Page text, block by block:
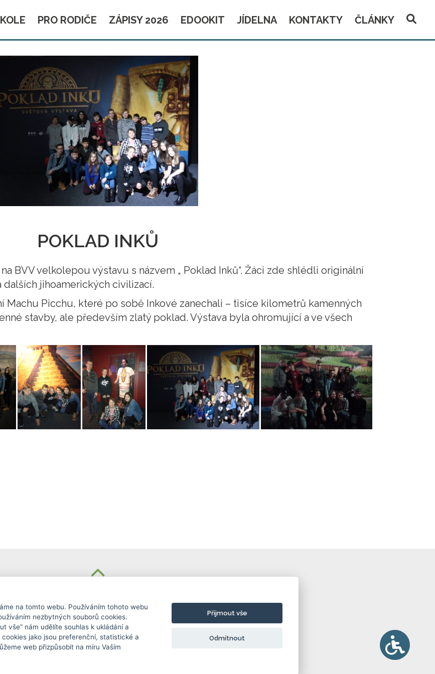
PRO RODIČE ZÁPISY 2026 EDOOKIT JÍDELNA KONTAKTY ČLÁNKY
POKLAD INKŮ
na BVV velkolepou výstavu s názvem „ Poklad Inků“. Žáci zde shlédli originální
dalších jihoamerických civilizací.
Picchu, které po sobě Inkové zanechali – tisíce kilometrů kamenných
stavby, ale především zlatý poklad. Výstava byla ohromující a ve všech
Základní škola
Košinova 22, Brno 612 00
info@zskosinova.cz
UniWIRE Solution, s. r. o.
na tomto webu. Používáním tohoto webu
nezbytných souborů cookies.
vše" nám udělíte souhlas k ukládání a
jako jsou preferenční, statistické a
web přizpůsobit na míru Vaším
Přijmout vše
Odmítnout